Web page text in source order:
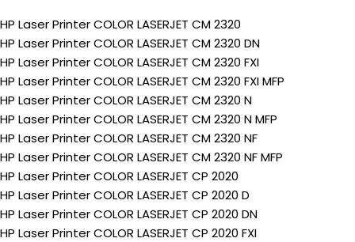
HP Laser Printer COLOR LASERJET CM 2320
HP Laser Printer COLOR LASERJET CM 2320 DN
HP Laser Printer COLOR LASERJET CM 2320 FXI
HP Laser Printer COLOR LASERJET CM 2320 FXI MFP
HP Laser Printer COLOR LASERJET CM 2320 N
HP Laser Printer COLOR LASERJET CM 2320 N MFP
HP Laser Printer COLOR LASERJET CM 2320 NF
HP Laser Printer COLOR LASERJET CM 2320 NF MFP
HP Laser Printer COLOR LASERJET CP 2020
HP Laser Printer COLOR LASERJET CP 2020 D
HP Laser Printer COLOR LASERJET CP 2020 DN
HP Laser Printer COLOR LASERJET CP 2020 FXI